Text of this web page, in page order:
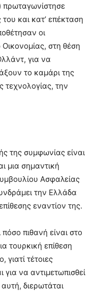
πρωταγωνίστησε
και κατ’ επέκταση
οι
στη θέση
για να
το καμάρι της
τεχνολογίας, την
της συμφωνίας είναι
μια σημαντική
Ασφαλείας
την Ελλάδα
εναντίον της.
πιθανή είναι στο
τουρκική επίθεση
τέτοιες
για να αντιμετωπισθεί
διερωτάται